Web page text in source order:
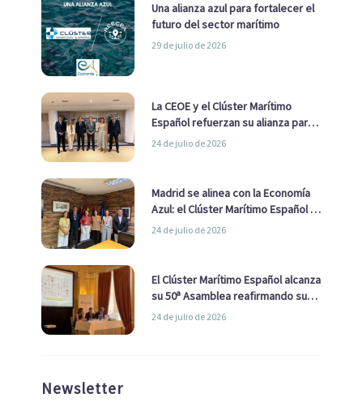
Una alianza azul para fortalecer el
futuro del sector marítimo
29 de julio de 2026
La CEOE y el Clúster Marítimo
Español refuerzan su alianza para
impulsar una estrategia Nacional
24 de julio de 2026
Madrid se alinea con la Economía
Azul: el Clúster Marítimo Español y
la Real Liga Naval avanzan alianzas
24 de julio de 2026
El Clúster Marítimo Español alcanza
su 50ª Asamblea reafirmando su
liderazgo en la Economía Azul
24 de julio de 2026
Newsletter